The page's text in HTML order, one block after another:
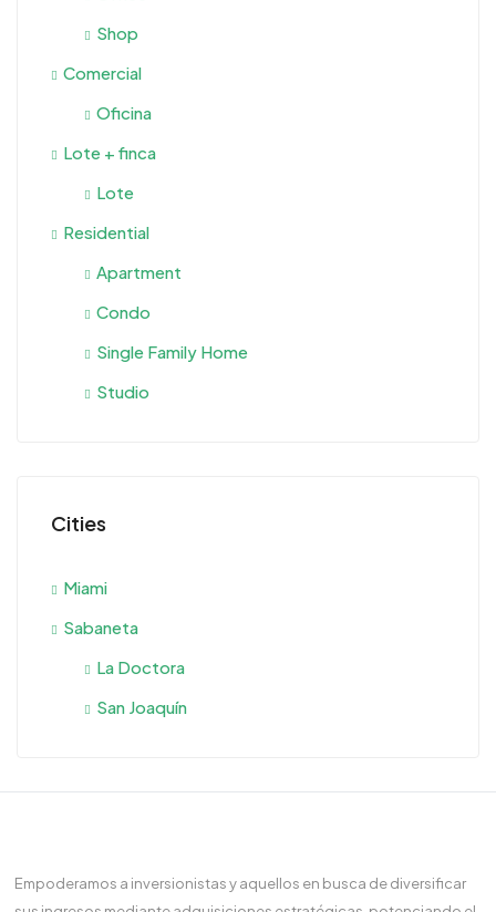
Shop
Comercial
Oficina
Lote + finca
Lote
Residential
Apartment
Condo
Single Family Home
Studio
Cities
Miami
Sabaneta
La Doctora
San Joaquín
Empoderamos a inversionistas y aquellos en busca de diversificar